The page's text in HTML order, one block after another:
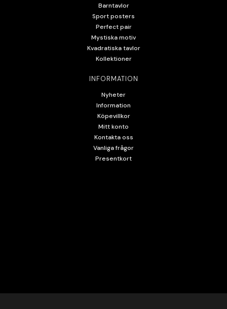
Barntavlor
Sport posters
Perfect pair
Mystiska motiv
Kvadratiska tavlor
Kollektioner
INFORMATION
Nyheter
Information
Köpevillkor
Mitt konto
Kontakta oss
Vanliga frågor
Presentkort